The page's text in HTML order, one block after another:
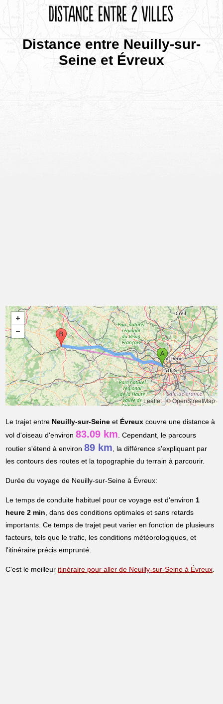
Distance entre Neuilly-sur-
Seine et Évreux
Leaflet|© OpenStreetMap
Le trajet entre Neuilly-sur-Seine et Évreux couvre une distance à
vol d'oiseau d'environ83.09 km. Cependant, le parcours
routier s'étend à environ89 km, la différence s'expliquant par
les contours des routes et la topographie du terrain à parcourir.
Durée du voyage de Neuilly-sur-Seine à Évreux:
Le temps de conduite habituel pour ce voyage est d'environ1
heure 2 min, dans des conditions optimales et sans retards
importants. Ce temps de trajet peut varier en fonction de plusieurs
facteurs, tels que le trafic, les conditions météorologiques, et
l'itinéraire précis emprunté.
C'est le meilleur itinéraire pour aller de Neuilly-sur-Seine à Évreux.